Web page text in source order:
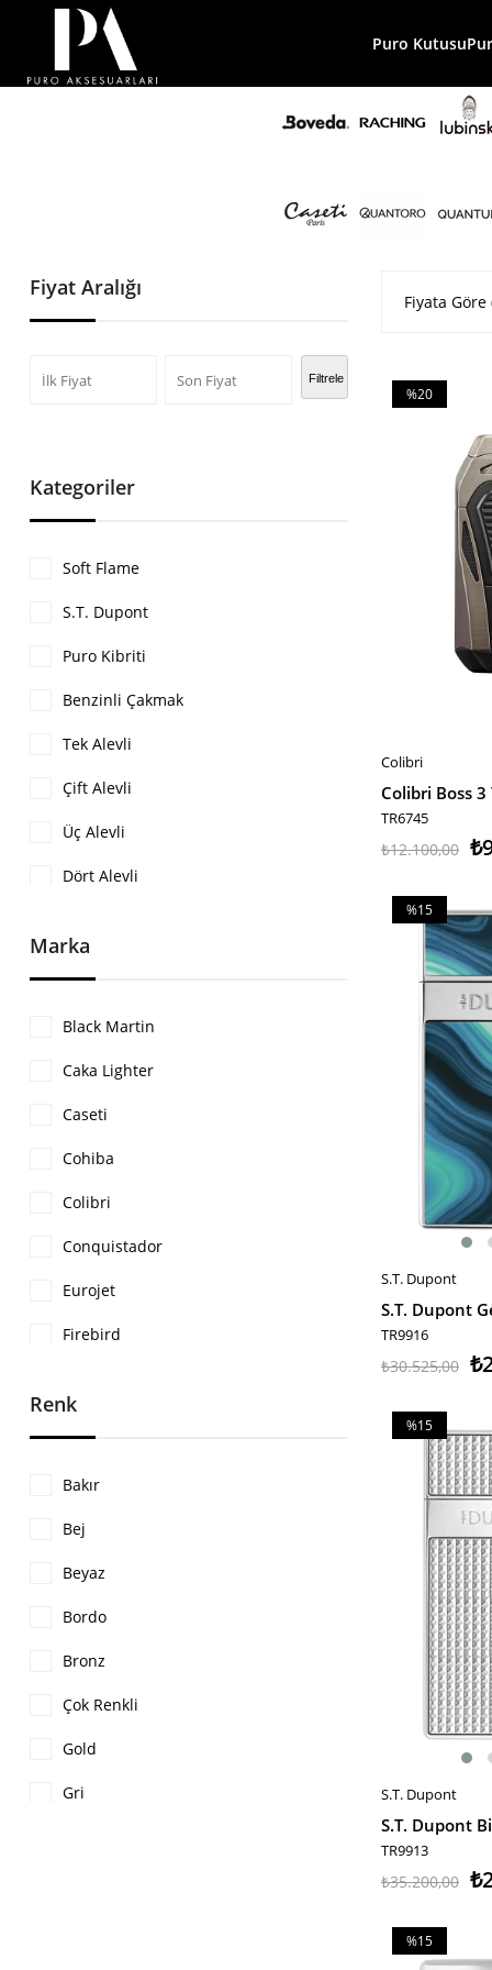
Puro Kutusu
Fiyat Aralığı
Filtrele
Kategoriler
Soft Flame
S.T. Dupont
Puro Kibriti
Benzinli Çakmak
Tek Alevli
Çift Alevli
Üç Alevli
Dört Alevli
Marka
Black Martin
Caka Lighter
Caseti
Cohiba
Colibri
Conquistador
Eurojet
Firebird
Renk
Bakır
Bej
Beyaz
Bordo
Bronz
Çok Renkli
Gold
Gri
Fiyata
SEPETE EKLE
%20
Colibri
TR6745
₺12.100,00
SEPETE EKLE
%15
İndirim
%15İndirim
S.T. Dupont
TR9916
₺30.525,00
SEPETE EKLE
%15
İndirim
%15İndirim
S.T. Dupont
TR9913
₺35.200,00
%15